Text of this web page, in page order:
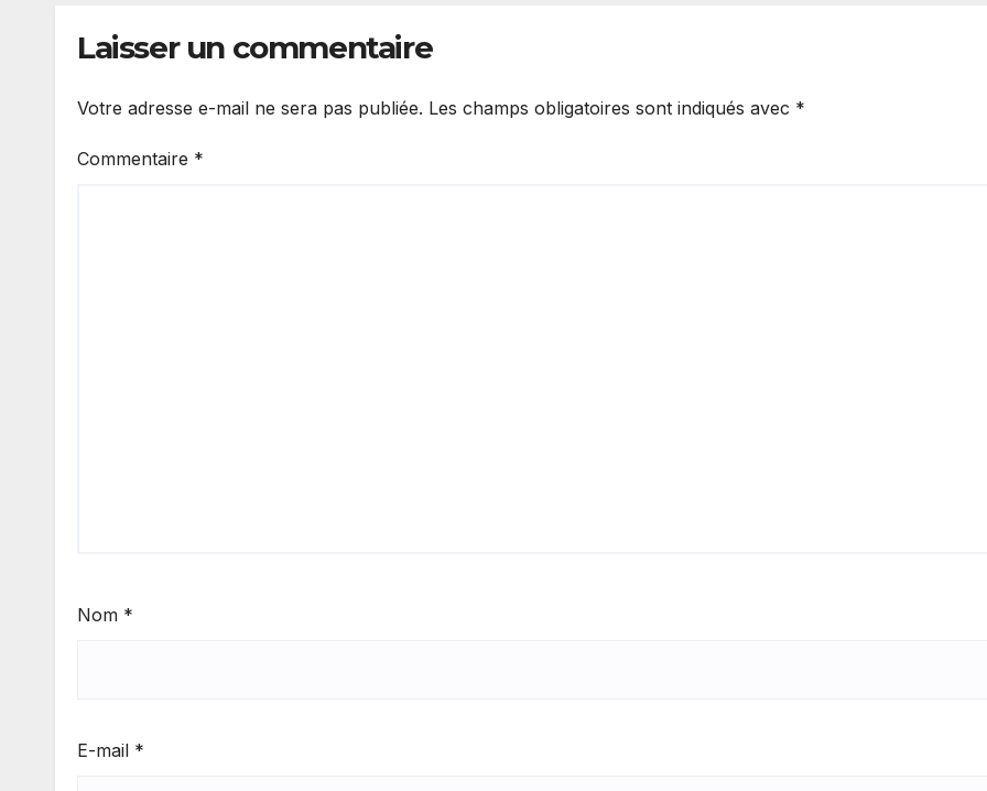
Laisser un commentaire
Votre adresse e-mail ne sera pas publiée. Les champs obligatoires sont indiqués avec *
Commentaire *
Nom *
E-mail *